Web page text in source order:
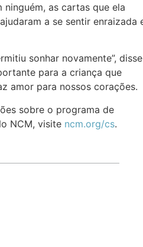
ninguém, as cartas que ela
a se sentir enraizada
sonhar novamente”, disse
para a criança que
amor para nossos corações.
sobre o programa de
NCM, visite ncm.org/cs.